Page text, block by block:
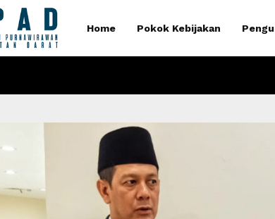
Home Pokok Kebijakan